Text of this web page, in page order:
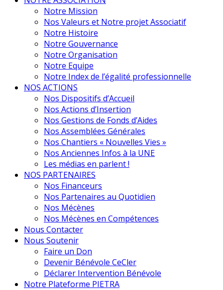
Notre Mission
Nos Valeurs et Notre projet Associatif
Notre Histoire
Notre Gouvernance
Notre Organisation
Notre Equipe
Notre Index de l’égalité professionnelle
NOS ACTIONS
Nos Dispositifs d’Accueil
Nos Actions d’Insertion
Nos Gestions de Fonds d’Aides
Nos Assemblées Générales
Nos Chantiers « Nouvelles Vies »
Nos Anciennes Infos à la UNE
Les médias en parlent !
NOS PARTENAIRES
Nos Financeurs
Nos Partenaires au Quotidien
Nos Mécènes
Nos Mécènes en Compétences
Nous Contacter
Nous Soutenir
Faire un Don
Devenir Bénévole CeCler
Déclarer Intervention Bénévole
Notre Plateforme PIETRA